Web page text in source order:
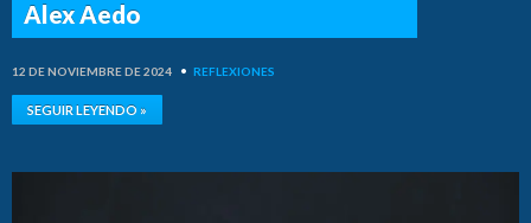
Alex Aedo
12 DE NOVIEMBRE DE 2024 • REFLEXIONES
SEGUIR LEYENDO »